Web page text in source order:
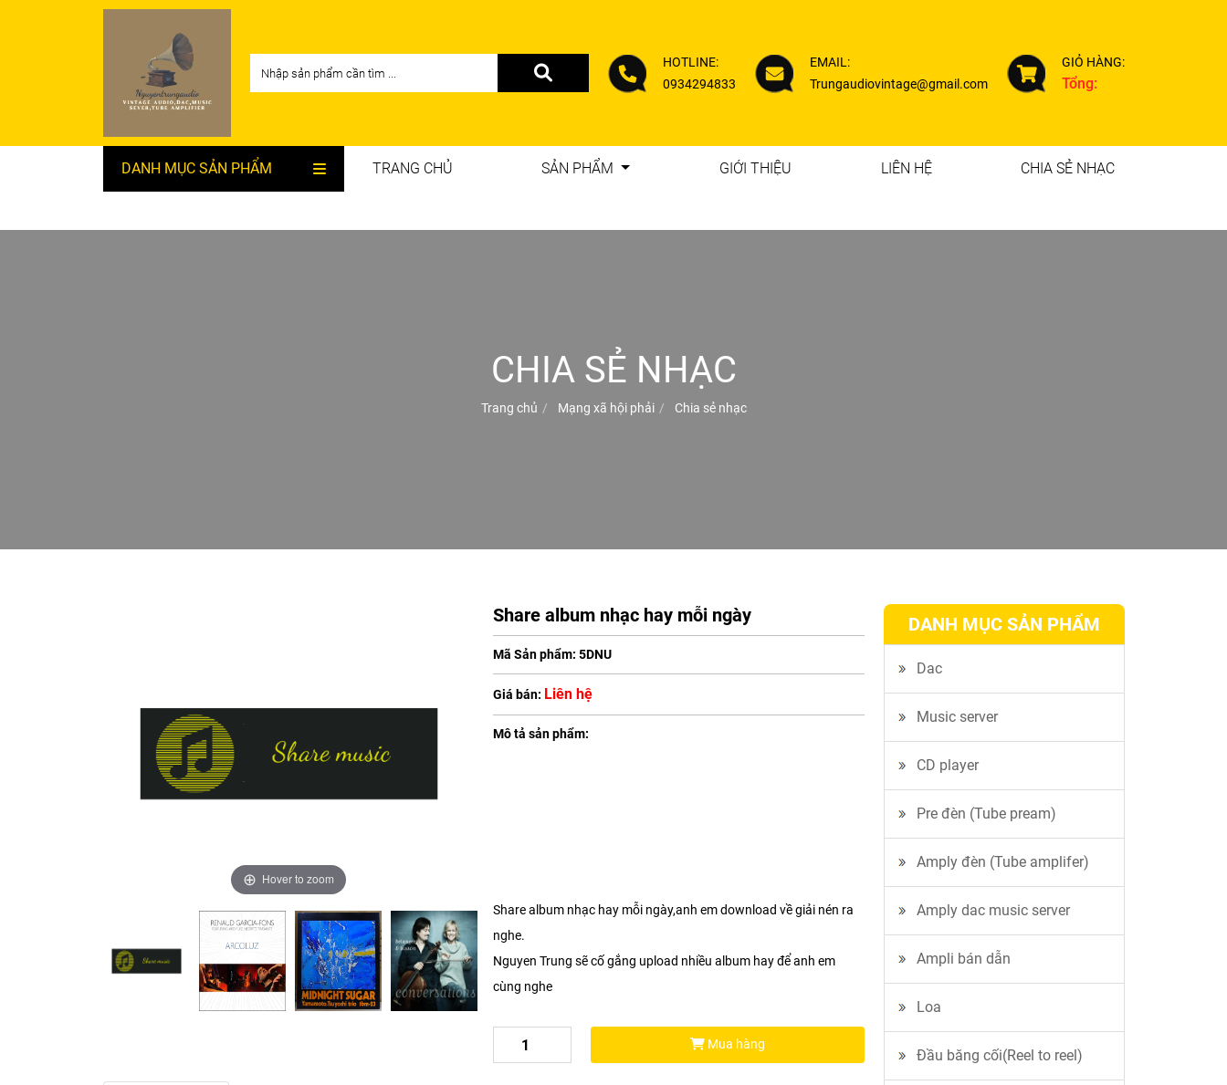
HOTLINE:
0934294833
EMAIL:
Trungaudiovintage@gmail.com
GIỎ HÀNG:
Tổng:
DANH MỤC SẢN PHẨM TRANG CHỦ SẢN PHẨM GIỚI THIỆU LIÊN HỆ CHIA SẺ NHẠC
CHIA SẺ NHẠC
Trang chủ Mạng xã hội phải Chia sẻ nhạc
Hover to zoom
Hover to zoom
Hover to zoom
Share album nhạc hay mỗi ngày
Mã Sản phẩm: 5DNU
Giá bán: Liên hệ
Mô tả sản phẩm:
Share album nhạc hay mỗi ngày,anh em download về giải nén ra
nghe.
Nguyen Trung sẽ cố gắng upload nhiều album hay để anh em
cùng nghe
Mua hàng
DANH MỤC SẢN PHẨM
Dac
Music server
CD player
Pre đèn (Tube pream)
Amply đèn (Tube amplifer)
Amply dac music server
Ampli bán dẫn
Loa
Đầu băng cối(Reel to reel)